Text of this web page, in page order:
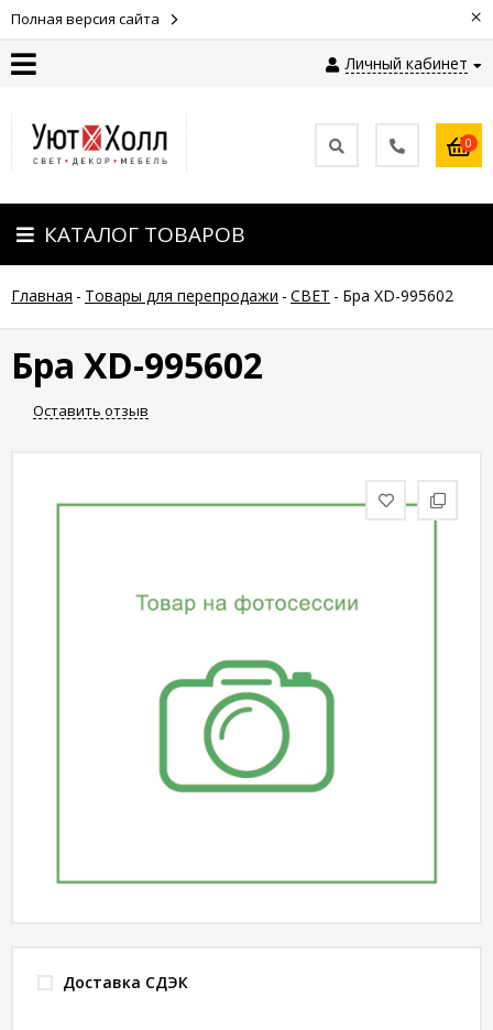
Полная версия сайта ×
Личный кабинет
Оплата
Доставка
Гарантия
возврат
Новости
статьи
0
КАТАЛОГ ТОВАРОВ
Главная - Товары для перепродажи - СВЕТ - Бра XD-995602
Бра XD-995602
Оставить отзыв
Доставка СДЭК